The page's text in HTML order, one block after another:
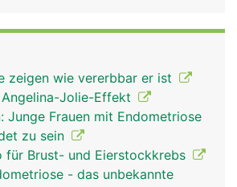
Frau wird bereits mit dem
an Eizellen geboren - etwa eine
Eizellen. Nur ein kleiner Teil
sich im Verlauf des Lebens
Während ihrer Entwicklung
Eizellen in Hohlräumen (Follikel),
gefüllt sind und in der Wand der
zeigen wie vererbbar er ist
Jolie-Effekt
Junge Frauen mit Endometriose
zu sein
für Brust- und Eierstockkrebs
- das unbekannte